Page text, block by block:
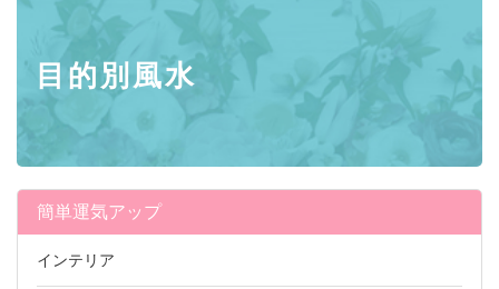
目的別風水
簡単運気アップ
インテリア